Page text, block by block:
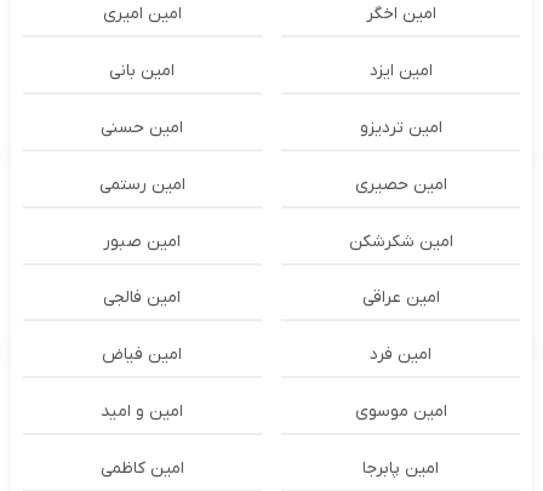
امین اخگر امین امیری
امین ایزد امین بانی
امین تردیزو امین حسنی
امین حصیری امین رستمی
امین شکرشکن امین صبور
امین عراقی امین فالجی
امین فرد امین فیاض
امین موسوی امین و امید
امین پابرجا امین کاظمی